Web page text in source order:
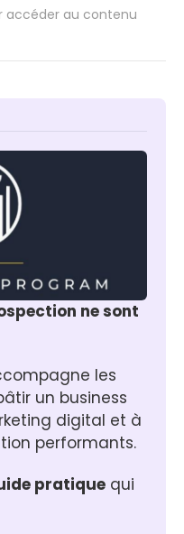
accéder au contenu
ne sont
les
un business
digital et à
performants.
pratique qui